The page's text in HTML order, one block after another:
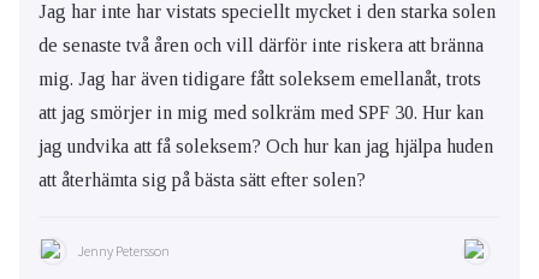
Jag har inte har vistats speciellt mycket i den starka solen
de senaste två åren och vill därför inte riskera att bränna
mig. Jag har även tidigare fått soleksem emellanåt, trots
att jag smörjer in mig med solkräm med SPF 30. Hur kan
jag undvika att få soleksem? Och hur kan jag hjälpa huden
att återhämta sig på bästa sätt efter solen?
Jenny Petersson